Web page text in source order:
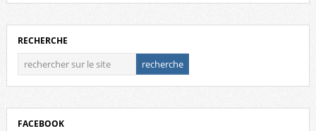
RECHERCHE
FACEBOOK